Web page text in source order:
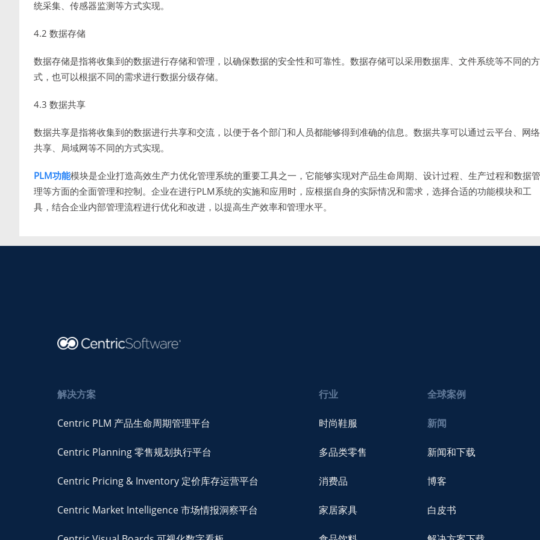
统采集、传感器监测等方式实现。
4.2 数据存储
数据存储是指将收集到的数据进行存储和管理，以确保数据的安全性和可靠性。数据存储可以采用数据库、文件系统等不同的方
式，也可以根据不同的需求进行数据分级存储。
4.3 数据共享
数据共享是指将收集到的数据进行共享和交流，以便于各个部门和人员都能够得到准确的信息。数据共享可以通过云平台、网络
共享、局域网等不同的方式实现。
PLM功能模块是企业打造高效生产力优化管理系统的重要工具之一，它能够实现对产品生命周期、设计过程、生产过程和数据管
理等方面的全面管理和控制。企业在进行PLM系统的实施和应用时，应根据自身的实际情况和需求，选择合适的功能模块和工
具，结合企业内部管理流程进行优化和改进，以提高生产效率和管理水平。
解决方案
Centric PLM 产品生命周期管理平台
Centric Planning 零售规划执行平台
Centric Pricing & Inventory 定价库存运营平台
Centric Market Intelligence 市场情报洞察平台
行业
时尚鞋服
多品类零售
消费品
家居家具
全球案例
新闻
新闻和下载
博客
白皮书